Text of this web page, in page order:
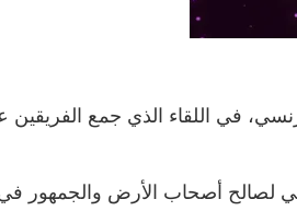
باريس سان جيرمان 3-1 في الجولة الـ22 من الدوري الفرنسي، في اللقاء الذي جمع
ليبول هدف ثاني لصالح أصحاب الأرض